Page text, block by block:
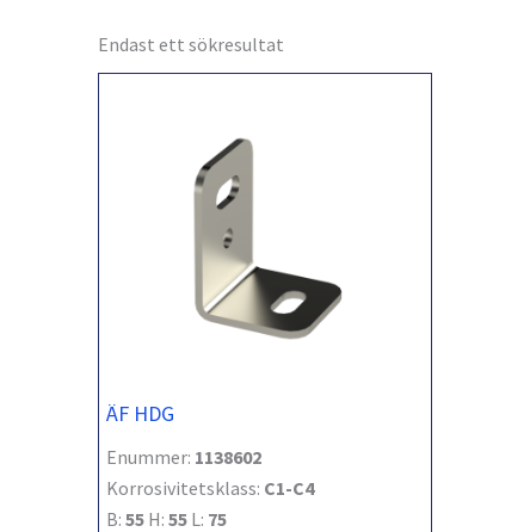
Endast ett sökresultat
ÄF HDG
Enummer: 1138602
Korrosivitetsklass: C1-C4
B: 55 H: 55 L: 75